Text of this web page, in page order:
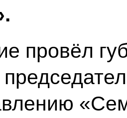
провёл